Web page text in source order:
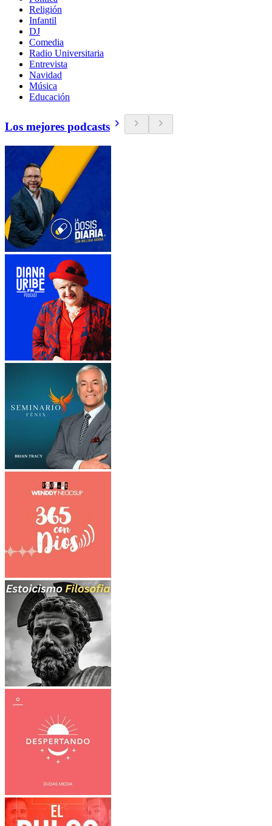
Religión
Infantil
DJ
Comedia
Radio Universitaria
Entrevista
Navidad
Música
Educación
Los mejores podcasts